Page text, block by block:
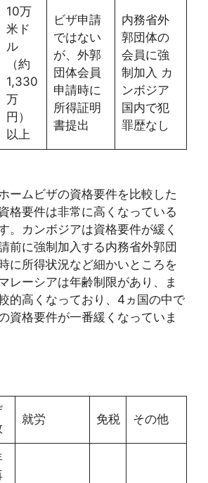
10万
米ド
ル
（約
1,330
万
円）
以上
ビザ申請
ではない
が、外郭
団体会員
申請時に
所得証明
書提出
内務省外
郭団体の
会員に強
制加入 カ
ンボジア
国内で犯
罪歴なし
ームビザの資格要件を比較した
格要件は非常に高くなっている
。カンボジアは資格要件が緩く
前に強制加入する内務省外郭団
に所得状況など細かいところを
レーシアは年齢制限があり、ま
的高くなっており、4ヵ国の中で
資格要件が一番緩くなっていま
就労 免税 その他